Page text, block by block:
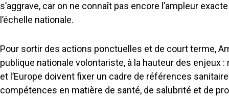
s’aggrave, car on ne connaît pas encore l’ampleur
l’échelle nationale.
Pour sortir des actions ponctuelles et de court terme,
publique nationale volontariste, à la hauteur des enjeux
et l’Europe doivent fixer un cadre de références
compétences en matière de santé, de salubrité et de